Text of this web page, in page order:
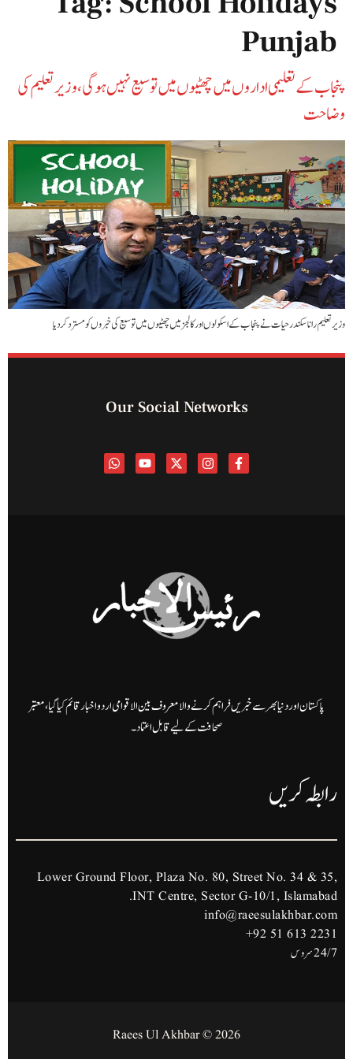
Punjab
پنجاب کے تعلیمی اداروں میں چھٹیوں میں توسیع نہیں ہوگی، وزیر تعلیم کی
وضاحت
وزیر تعلیم رانا سکندر حیات نے پنجاب کے اسکولوں اور کالجز میں چھٹیوں میں توسیع کی خبروں کو مسترد کر دیا
Our Social Networks
پاکستان اور دنیا بھر سے خبریں فراہم کرنے والا معروف بین الاقوامی اردو اخبار قائم کیا گیا، معتبر
صحافت کے لیے قابل اعتماد۔
رابطہ کریں
Lower Ground Floor, Plaza No. 80, Street No. 34 & 35,
INT Centre, Sector G-10/1, Islamabad.
info@raeesulakhbar.com
+92 51 613 2231
24/7 سروس
2026 © Raees Ul Akhbar